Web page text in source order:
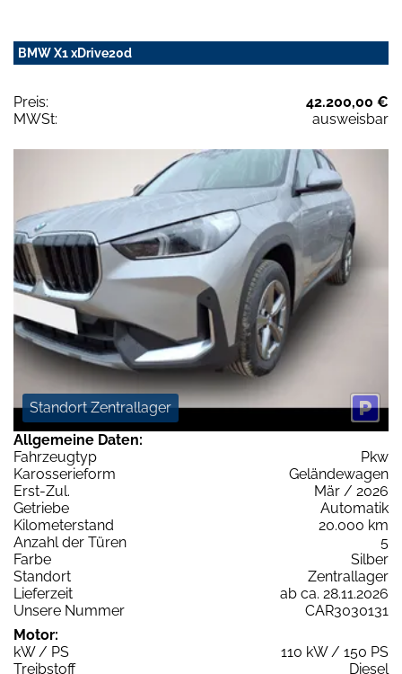
BMW X1 xDrive20d
Preis:
42.200,00 €
MWSt:
ausweisbar
Standort Zentrallager
Allgemeine Daten:
Fahrzeugtyp
Pkw
Karosserieform
Geländewagen
Erst-Zul.
Mär / 2026
Getriebe
Automatik
Kilometerstand
20.000 km
Anzahl der Türen
5
Farbe
Silber
Standort
Zentrallager
Lieferzeit
ab ca. 28.11.2026
Unsere Nummer
CAR3030131
Motor:
kW / PS
110 kW / 150 PS
Treibstoff
Diesel